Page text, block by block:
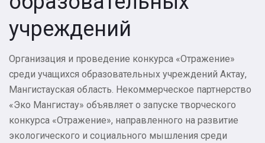
учреждений
Организация и проведение конкурса «Отражение»
среди учащихся образовательных учреждений Актау,
Мангистауская область. Некоммерческое партнерство
«Эко Мангистау» объявляет о запуске творческого
конкурса «Отражение», направленного на развитие
экологического и социального мышления среди